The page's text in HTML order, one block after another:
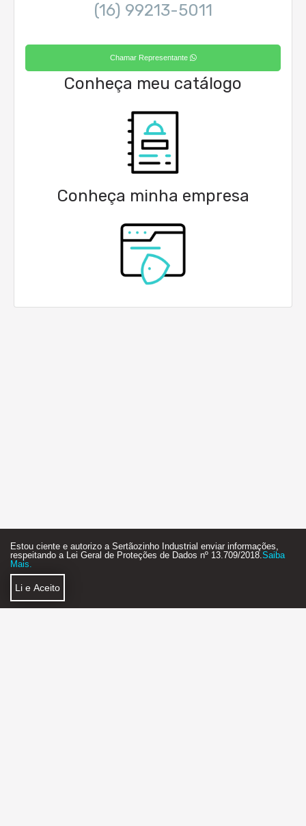
(16) 99213-5011
Chamar Representante
Conheça meu catálogo
Conheça minha empresa
Estou ciente e autorizo a Sertãozinho Industrial enviar informações,
respeitando a Lei Geral de Proteções de Dados nº 13.709/2018. Saiba
Mais.
Li e Aceito